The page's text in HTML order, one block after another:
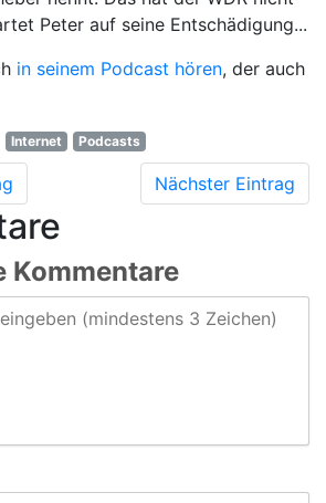
Peter auf seine Entschädigung...
in seinem Podcast hören, der auch
Internet Podcasts
Nächster Eintrag
Kommentare